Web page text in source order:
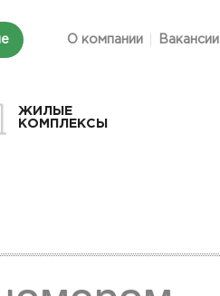
О компании Вакансии
ЖИЛЫЕ
КОМПЛЕКСЫ